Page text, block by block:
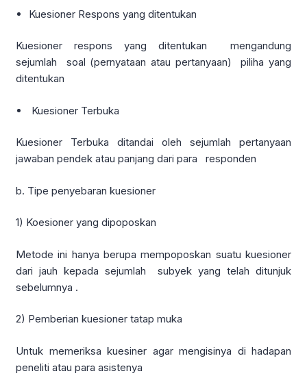
Kuesioner Respons yang ditentukan
Kuesioner respons yang ditentukan mengandung
sejumlah soal (pernyataan atau pertanyaan) piliha yang
ditentukan
Kuesioner Terbuka
Kuesioner Terbuka ditandai oleh sejumlah pertanyaan
jawaban pendek atau panjang dari para responden
b. Tipe penyebaran kuesioner
1) Koesioner yang dipoposkan
Metode ini hanya berupa mempoposkan suatu kuesioner
dari jauh kepada sejumlah subyek yang telah ditunjuk
sebelumnya .
2) Pemberian kuesioner tatap muka
Untuk memeriksa kuesiner agar mengisinya di hadapan
peneliti atau para asistenya